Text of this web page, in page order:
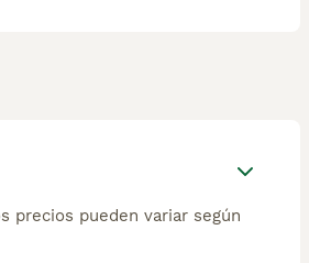
precios pueden variar según